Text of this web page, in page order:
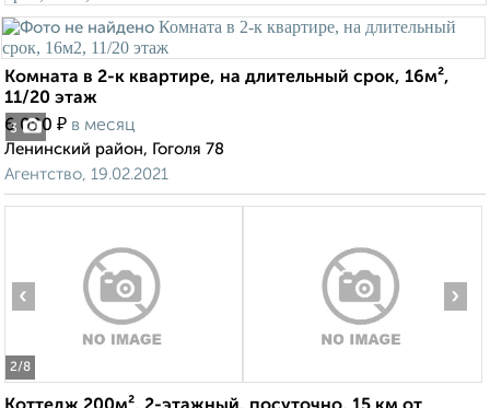
3
Комната в 2-к квартире, на длительный срок, 16м²,
11/20 этаж
6 000 ₽ в месяц
Ленинский район, Гоголя 78
Агентство, 19.02.2021
2/8
‹ ›